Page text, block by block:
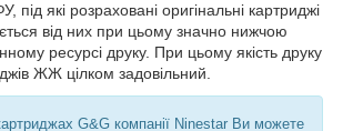
під які розраховані оригінальні картриджі
від них при цьому значно нижчою
ресурсі друку. При цьому якість друку
ЖЖ цілком задовільний.
G&G компанії Ninestar Ви можете